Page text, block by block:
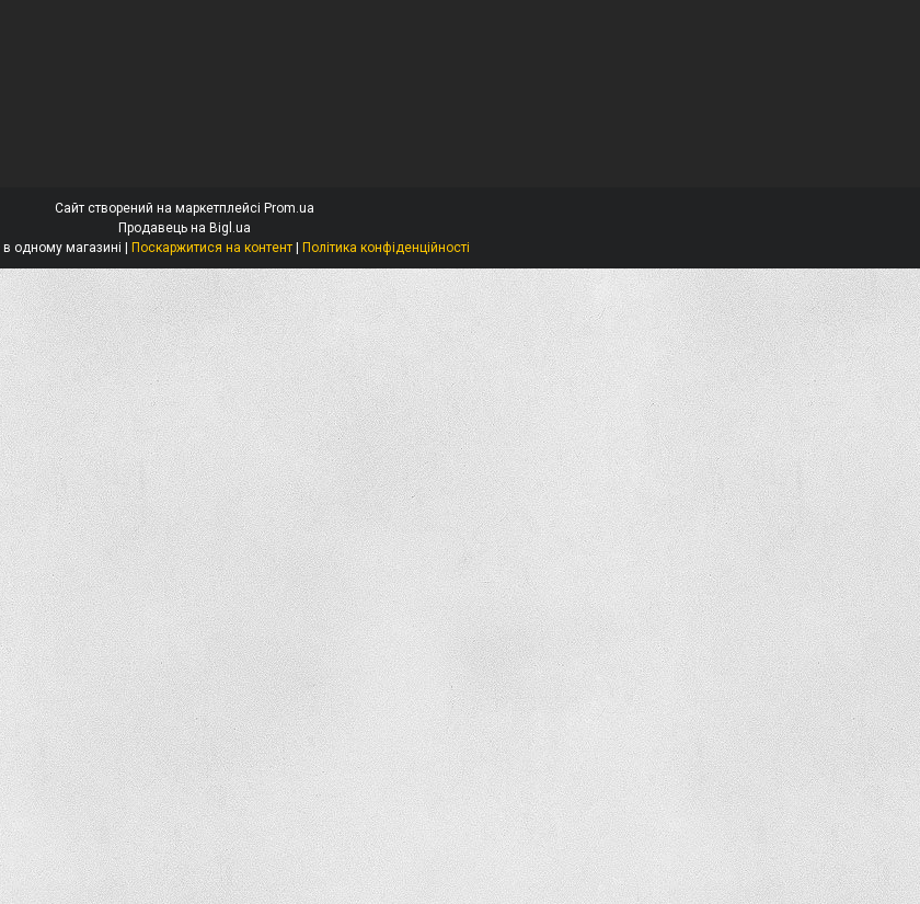
Сайт створений на маркетплейсі Prom.ua
Продавець на Bigl.ua
Захист і стиль — в одному магазині | Поскаржитися на контент | Політика конфіденційності